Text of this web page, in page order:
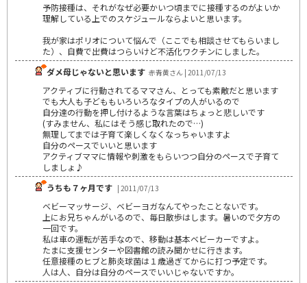
予防接種は、それがなぜ必要かいつ頃までに接種するのがよいか
理解している上でのスケジュールならよいと思います。
我が家はポリオについて悩んで（ここでも相談させてもらいまし
た）、自費で出費はつらいけど不活化ワクチンにしました。
ダメ母じゃないと思います 赤青黄さん | 2011/07/13
アクティブに行動されてるママさん、とっても素敵だと思います
でも大人も子どももいろいろなタイプの人がいるので
自分達の行動を押し付けるような言葉はちょっと悲しいです
(すみません、私にはそう感じ取れたので…)
無理してまでは子育て楽しくなくなっちゃいますよ
自分のペースでいいと思います
アクティブママに情報や刺激をもらいつつ自分のペースで子育て
しましょ♪
うちも７ヶ月です | 2011/07/13
ベビーマッサージ、ベビーヨガなんてやったことないです。
上にお兄ちゃんがいるので、毎日散歩はします。暑いので夕方の
一回です。
私は車の運転が苦手なので、移動は基本ベビーカーですよ。
たまに支援センターや図書館の読み聞かせに行きます。
任意接種のヒブと肺炎球菌は１歳過ぎてからに打つ予定です。
人は人、自分は自分のペースでいいじゃないですか。